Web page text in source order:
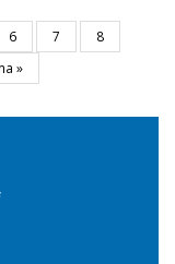
Page
6 Page
7 Page
8
»